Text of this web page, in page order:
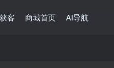
客 商城首页 AI导航